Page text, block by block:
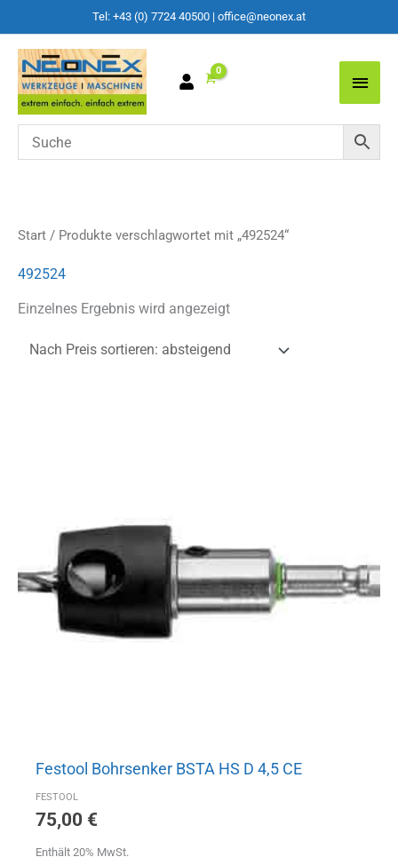
Tel: +43 (0) 7724 40500 | office@neonex.at
Main
Start / Produkte verschlagwortet mit „492524“
492524
Einzelnes Ergebnis wird angezeigt
Festool Bohrsenker BSTA HS D 4,5 CE
FESTOOL
75,00 €
Enthält 20% MwSt.